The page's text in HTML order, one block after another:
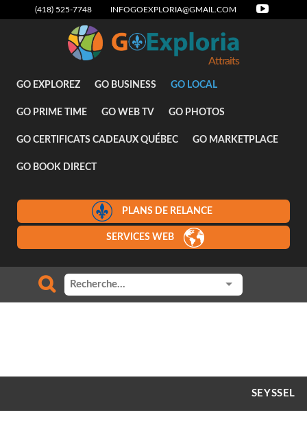
(418) 525-7748 INFOGOEXPLORIA@GMAIL.COM
Attraits
GO EXPLOREZ GO BUSINESS GO LOCAL
GO PRIME TIME GO WEB TV GO PHOTOS
GO CERTIFICATS CADEAUX QUÉBEC GO MARKETPLACE
GO BOOK DIRECT
PLANS DE RELANCE
SERVICES WEB
SEYSSEL